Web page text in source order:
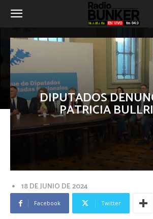
DIPUTADOS
PATRICIA
18 DE JUNIO DE 2024
Facebook Twitter